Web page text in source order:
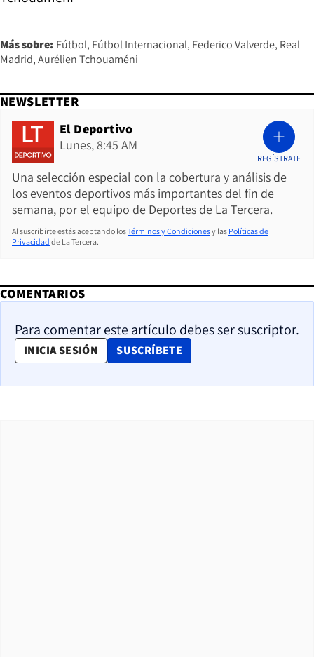
Más sobre: Fútbol Fútbol Internacional Federico Valverde Real
Madrid Aurélien Tchouaméni
NEWSLETTER
El Deportivo
Lunes, 8:45 AM
Una selección especial con la cobertura y análisis de
los eventos deportivos más importantes del fin de
semana, por el equipo de Deportes de La Tercera.
REGÍSTRATE
Al suscribirte estás aceptando losTérminos y Condicionesy las Políticas de
Privacidad de La Tercera.
COMENTARIOS
Para comentar este artículo debes ser suscriptor.
INICIA SESIÓN SUSCRÍBETE
OPENS IN NEW WINDOW